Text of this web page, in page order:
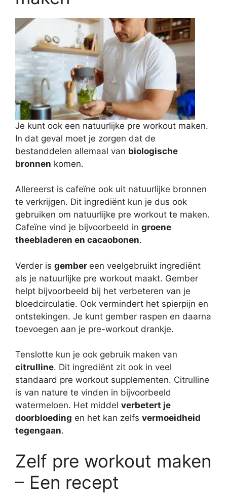
Je kunt ook een natuurlijke pre workout maken.
In dat geval moet je zorgen dat de
bestanddelen allemaal van biologische
bronnen komen.
Allereerst is cafeïne ook uit natuurlijke bronnen
te verkrijgen. Dit ingrediënt kun je dus ook
gebruiken om natuurlijke pre workout te maken.
Cafeïne vind je bijvoorbeeld in groene
theebladeren en cacaobonen.
Verder is gember een veelgebruikt ingrediënt
als je natuurlijke pre workout maakt. Gember
helpt bijvoorbeeld bij het verbeteren van je
bloedcirculatie. Ook vermindert het spierpijn en
ontstekingen. Je kunt gember raspen en daarna
toevoegen aan je pre-workout drankje.
Tenslotte kun je ook gebruik maken van
citrulline. Dit ingrediënt zit ook in veel
standaard pre workout supplementen. Citrulline
is van nature te vinden in bijvoorbeeld
watermeloen. Het middel verbetert je
doorbloeding en het kan zelfs vermoeidheid
tegengaan.
Zelf pre workout maken
– Een recept